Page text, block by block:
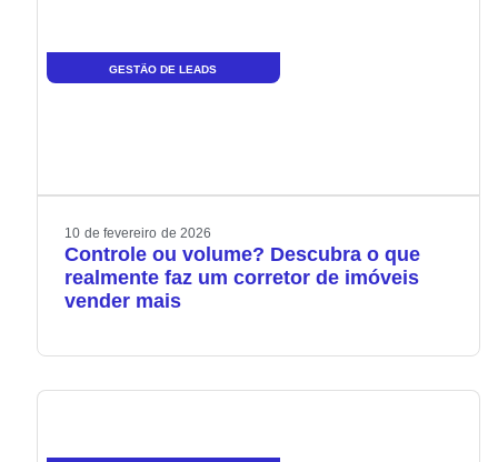
GESTÃO DE LEADS
10 de fevereiro de 2026
Controle ou volume? Descubra o que
realmente faz um corretor de imóveis
vender mais